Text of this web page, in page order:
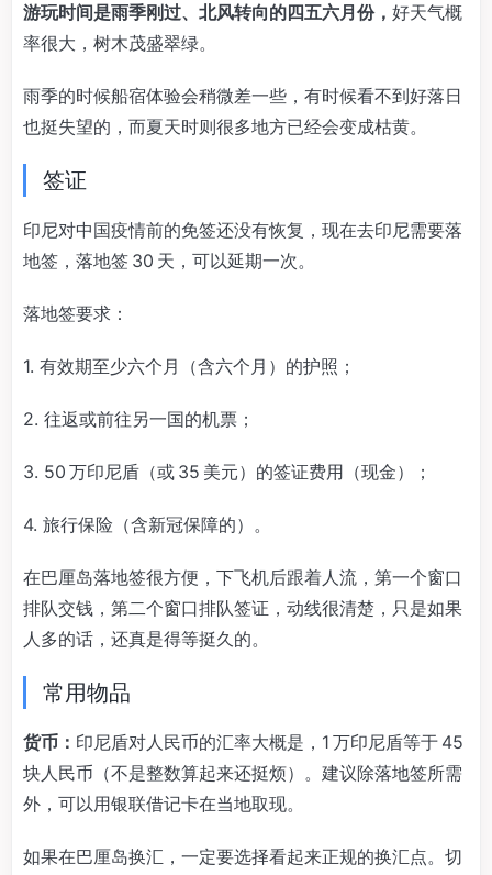
游玩时间是雨季刚过、北风转向的四五六月份， 好天气概
率很大，树木茂盛翠绿。
雨季的时候船宿体验会稍微差一些，有时候看不到好落日
也挺失望的，而夏天时则很多地方已经会变成枯黄。
签证
印尼对中国疫情前的免签还没有恢复，现在去印尼需要落
地签，落地签 30 天，可以延期一次。
落地签要求：
1. 有效期至少六个月（含六个月）的护照；
2. 往返或前往另一国的机票；
3. 50 万印尼盾（或 35 美元）的签证费用（现金）；
4. 旅行保险（含新冠保障的）。
在巴厘岛落地签很方便，下飞机后跟着人流，第一个窗口
排队交钱，第二个窗口排队签证，动线很清楚，只是如果
人多的话，还真是得等挺久的。
常用物品
货币： 印尼盾对人民币的汇率大概是，1 万印尼盾等于 45
块人民币（不是整数算起来还挺烦）。建议除落地签所需
外，可以用银联借记卡在当地取现。
如果在巴厘岛换汇，一定要选择看起来正规的换汇点。切